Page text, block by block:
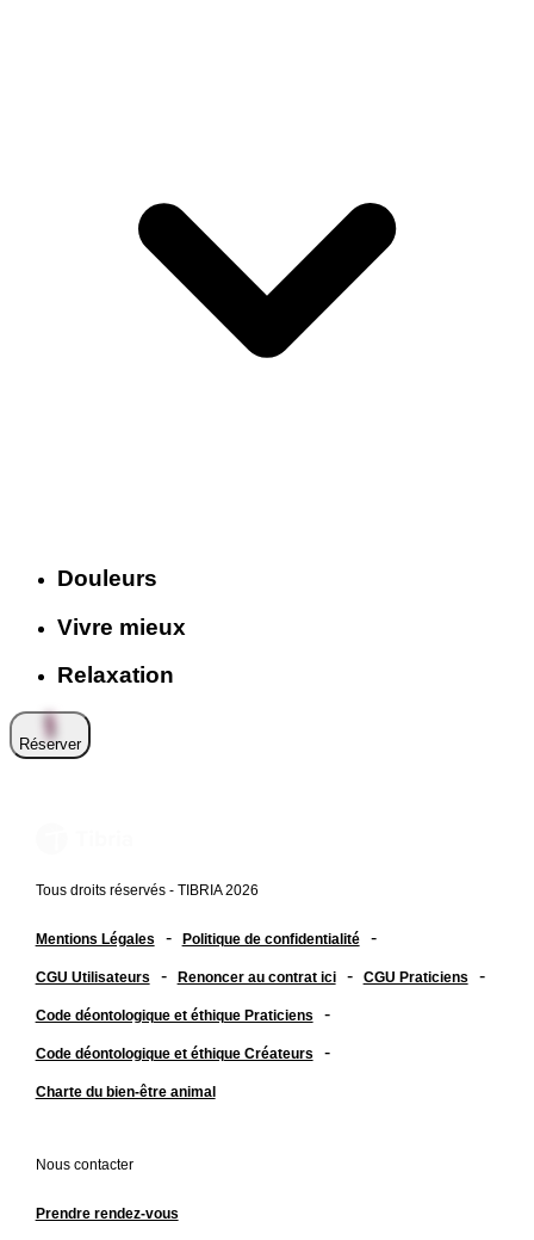
Douleurs
Vivre mieux
Relaxation
Réserver
Tous droits réservés - TIBRIA 2026
Mentions Légales - Politique de confidentialité -
CGU Utilisateurs - Renoncer au contrat ici - CGU Praticiens -
Code déontologique et éthique Praticiens -
Code déontologique et éthique Créateurs -
Charte du bien-être animal
Nous contacter
Prendre rendez-vous